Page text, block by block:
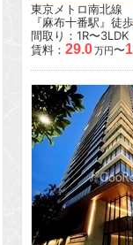
東京メトロ南北線
『麻布十番駅』徒歩
間取り：1R〜3LDK
賃料： 29.0万円〜
2